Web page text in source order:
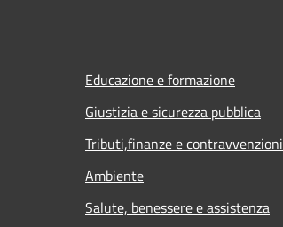
Educazione e formazione
Giustizia e sicurezza pubblica
Tributi,finanze e contravvenzioni
Ambiente
Salute, benessere e assistenza